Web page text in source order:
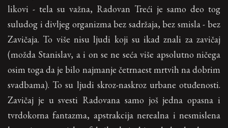
likovi - tela su važna, Radovan Treći je samo deo tog
suludog i divljeg organizma bez sadržaja, bez smisla - bez
Zavičaja. To više nisu ljudi koji su ikad znali za zavičaj
(možda Stanislav, a i on se ne seća više apsolutno ničega
osim toga da je bilo najmanje četrnaest mrtvih na dobrim
svadbama). To su ljudi skroz-naskroz urbane otuđenosti.
Zavičaj je u svesti Radovana samo još jedna opasna i
tvrdokorna fantazma, apstrakcija nerealna i nesmislena